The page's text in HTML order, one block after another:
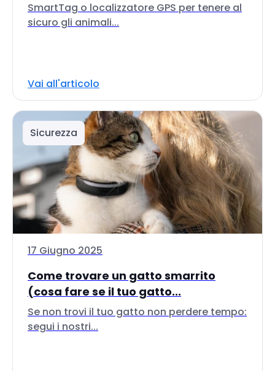
SmartTag o localizzatore GPS per tenere al
sicuro gli animali...
Vai all'articolo
Sicurezza
17 Giugno 2025
Come trovare un gatto smarrito
(cosa fare se il tuo gatto...
Se non trovi il tuo gatto non perdere tempo:
segui i nostri...